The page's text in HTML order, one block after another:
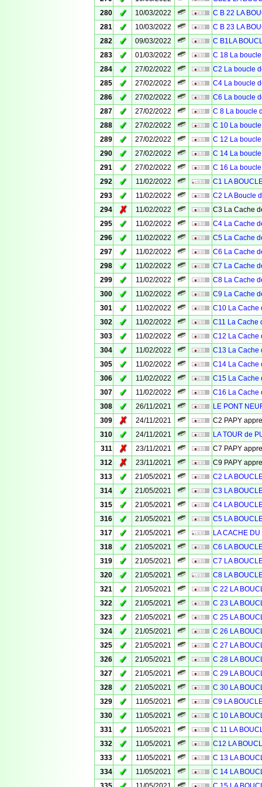
280
✓ 10/03/2022
C B 22 LA
281
✓ 10/03/2022
C B 23 LA
282
✓ 09/03/2022
C B1LA
283
✓ 01/03/2022
C 18 La
284
✓ 27/02/2022
C2 La boucle
285
✓ 27/02/2022
C4 La boucle
286
✓ 27/02/2022
C6 La boucle
287
✓ 27/02/2022
C 8 La boucle
288
✓ 27/02/2022
C 10 La
289
✓ 27/02/2022
C 12 La
290
✓ 27/02/2022
C 14 La
291
✓ 27/02/2022
C 16 La
292
✓ 11/02/2022
C1 LA
293
✓ 11/02/2022
C2 LA Boucle
294
✗ 11/02/2022
C3 La Cache
295
✓ 11/02/2022
C4 La Cache
296
✓ 11/02/2022
C5 La Cache
297
✓ 11/02/2022
C6 La Cache
298
✓ 11/02/2022
C7 La Cache
299
✓ 11/02/2022
C8 La Cache
300
✓ 11/02/2022
C9 La Cache
301
✓ 11/02/2022
C10 La Cache
302
✓ 11/02/2022
C11 La Cache
303
✓ 11/02/2022
C12 La Cache
304
✓ 11/02/2022
C13 La Cache
305
✓ 11/02/2022
C14 La Cache
306
✓ 11/02/2022
C15 La Cache
307
✓ 11/02/2022
C16 La Cache
308
✓ 26/11/2021
LE PONT
309
✗ 24/11/2021
C2 PAPY
310
✓ 24/11/2021
LA TOUR de
311
✗ 23/11/2021
C7 PAPY
312
✗ 23/11/2021
C9 PAPY
313
✓ 21/05/2021
C2 LA
314
✓ 21/05/2021
C3 LA
315
✓ 21/05/2021
C4 LA
316
✓ 21/05/2021
C5 LA
317
✓ 21/05/2021
LA CACHE
318
✓ 21/05/2021
C6 LA
319
✓ 21/05/2021
C7 LA
320
✓ 21/05/2021
C8 LA
321
✓ 21/05/2021
C 22 LA
322
✓ 21/05/2021
C 23 LA
323
✓ 21/05/2021
C 25 LA
324
✓ 21/05/2021
C 26 LA
325
✓ 21/05/2021
C 27 LA
326
✓ 21/05/2021
C 28 LA
327
✓ 21/05/2021
C 29 LA
328
✓ 21/05/2021
C 30 LA
329
✓ 11/05/2021
C9 LA
330
✓ 11/05/2021
C 10 LA
331
✓ 11/05/2021
C 11 LA
332
✓ 11/05/2021
C12 LA
333
✓ 11/05/2021
C 13 LA
334
✓ 11/05/2021
C 14 LA